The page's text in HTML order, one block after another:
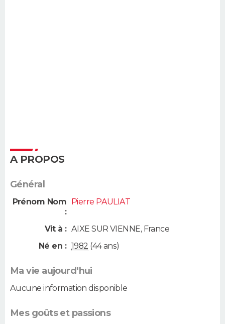
A PROPOS
Général
Prénom Nom
:
Pierre PAULIAT
Vit à : AIXE SUR VIENNE, France
Né en : 1982 (44 ans)
Ma vie aujourd'hui
Aucune information disponible
Mes goûts et passions